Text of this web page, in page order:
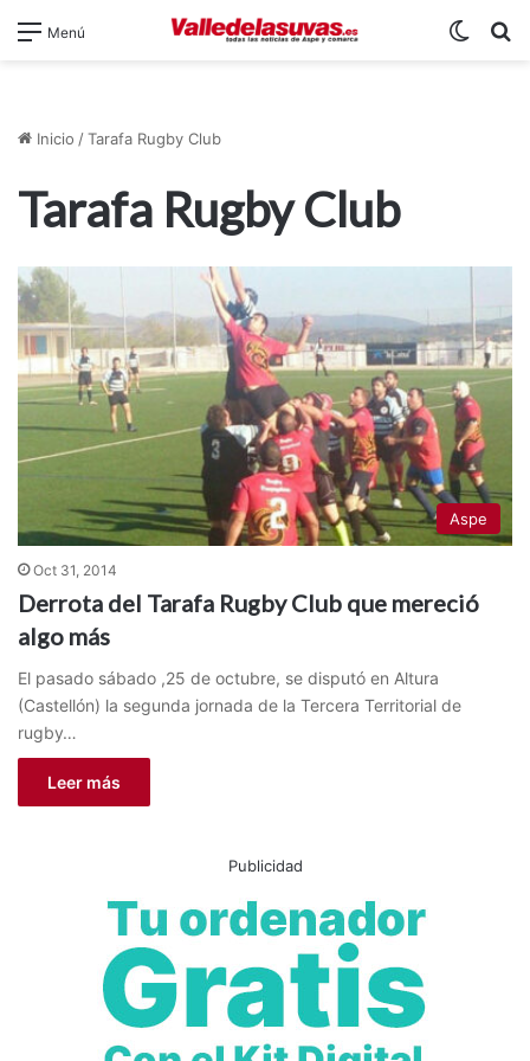
Menú
Inicio /Tarafa Rugby Club
Tarafa Rugby Club
Aspe
Oct 31, 2014
Derrota del Tarafa Rugby Club que mereció
algo más
El pasado sábado ,25 de octubre, se disputó en Altura
(Castellón) la segunda jornada de la Tercera Territorial de
rugby…
Leer más
Publicidad